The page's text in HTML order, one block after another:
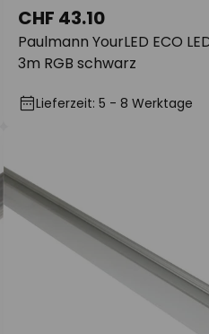
Paulmann YourLED ECO
3m RGB schwarz
CHF 43.10
Lieferzeit: 5 - 8 Werktage